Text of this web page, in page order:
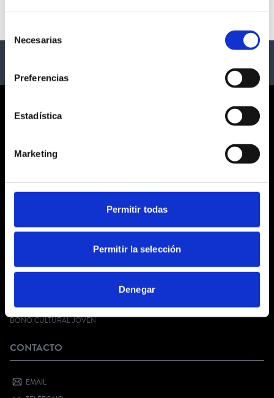
de Necesarias
Preferencias
Estadística
Marketing
Permitir todas
Permitir la selección
Denegar
Omar Courtz | PRIMERA MUSA TOUR
CORPORATE
CONDICIONES GENERALES
SERVICIO AL CLIENTE
FAQ
¿QUIERES VENDER CON NOSOTROS?
BONO CULTURAL JOVEN
CONTACTO
EMAIL